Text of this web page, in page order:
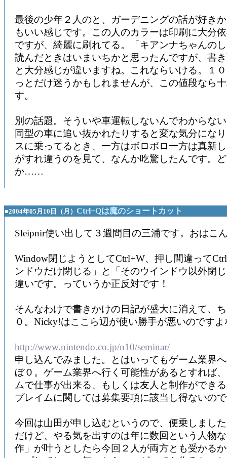
最後の少年２人のと、ガーデニングの話が好き
もいい感じです。この人のカラーは印刷に大分
ですが、綺麗に刷れてる。「キアンナちゃんの
読んだときはいまいちかと思ったんですが、書
と大分感じが違いますね。これならいける。１
っとだけ迷うかもしれませんが、この値段なら
す。
別の話題。そういや車運転しないんでわからな
同型の車に追い抜かれたりすると変な気分にな
スに乗ってるとき、一方はボロボロ一方は真新
がすれ違うのを見て、なんか吃驚したんです。
か……
■2004年05月10日（月） Ctrl+Qは魔のショートカット
Sleipnir使い出して３週間目の三浦です。おはこ
Window閉じようとしてCtrl+W、押し間違って
ンドウだけ閉じる」と「そのウインドウ以外閉
違いです。っていうか正反対です！
そんなわけで書きかけの日記が盛大に消えて、
０。Nicky!はここら辺が使い勝手が悪いのですよ
http://www.nintendo.co.jp/n10/seminar/
申し込んでみました。とはいってもゲーム業界
ぼ０。ゲーム業界へ行く可能性があるとすれば
ムで仕事が出来る、もしくは友人と制作ができ
プレイムに関しては募集要項に該当し得ないの
今回は山田が申し込むというので、便乗しまし
だけど、やる気を出すのは年に数回という人物
作」が叶うとしたら今回２人が両方とも受かる